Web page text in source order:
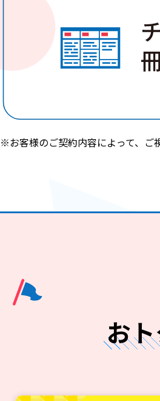
※お客様のご契約内容によって、ご
お